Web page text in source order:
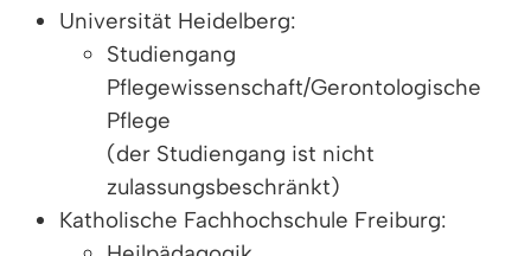
Universität Heidelberg:
Studiengang
Pflegewissenschaft/Gerontologische
Pflege
(der Studiengang ist nicht
zulassungsbeschränkt)
Katholische Fachhochschule Freiburg: